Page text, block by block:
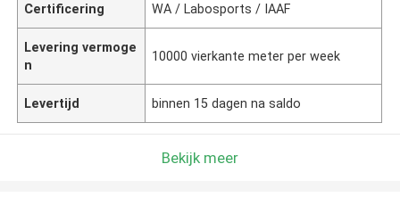
Certificering WA / Labosports / IAAF
Levering vermoge
n
10000 vierkante meter per week
Levertijd binnen 15 dagen na saldo
Bekijk meer